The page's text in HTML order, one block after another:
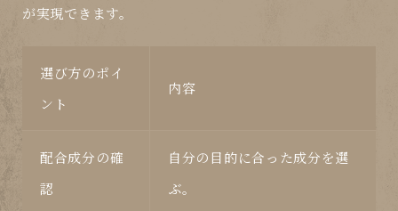
が実現できます。
選び方のポイ
ント
内容
配合成分の確
認
自分の目的に合った成分を選
ぶ。